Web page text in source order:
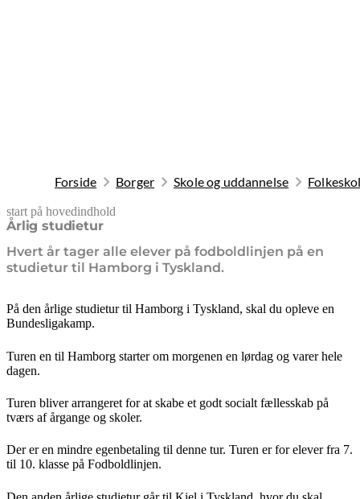
Forside Borger Skole og uddannelse
start på hovedindhold
Årlig studietur
Hvert år tager alle elever på fodboldlinjen på en
studietur til Hamborg i Tyskland.
senest opdateret 19. januar 2026
På den årlige studietur til Hamborg i Tyskland, skal du opleve en
Bundesligakamp.
Turen en til Hamborg starter om morgenen en lørdag og varer hele
dagen.
Turen bliver arrangeret for at skabe et godt socialt fællesskab på
tværs af årgange og skoler.
Der er en mindre egenbetaling til denne tur. Turen er for elever fra 7.
til 10. klasse på Fodboldlinjen.